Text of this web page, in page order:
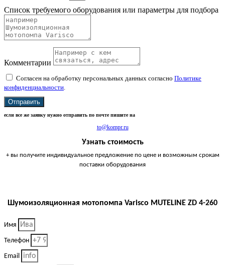
Список требуемого оборудования или параметры для подбора
Комментарии
Согласен на обработку персональных данных согласно Политике
конфиденциальности.
Отправить
если все же заявку нужно отправить по почте пишите на
to@kompr.ru
Узнать стоимость
+ вы получите индивидуальное предложение по цене и возможным срокам
поставки оборудования
Шумоизоляционная мотопомпа Varisco MUTELINE ZD 4-260
Имя
Телефон
Email